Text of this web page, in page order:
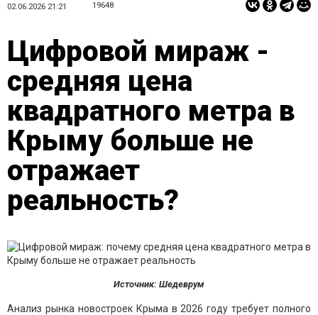
02.06.2026 21:21 19648
Цифровой мираж -
средняя цена
квадратного метра в
Крыму больше не
отражает
реальность?
Источник: Шедеврум
Анализ рынка новостроек Крыма в 2026 году требует полного